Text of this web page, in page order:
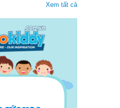
Xem tất cả